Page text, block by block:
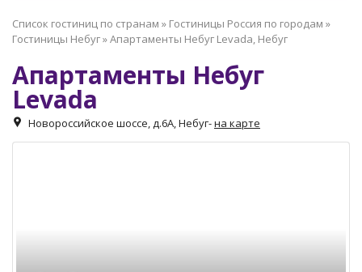
Список гостиниц по странам » Гостиницы Россия по городам »
Гостиницы Небуг»Апартаменты Небуг Levada, Небуг
Апартаменты Небуг
Levada
Новороссийское шоссе, д.6А, Небуг-на карте